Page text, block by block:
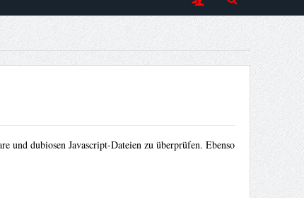
und dubiosen Javascript-Dateien zu überprüfen. Ebenso